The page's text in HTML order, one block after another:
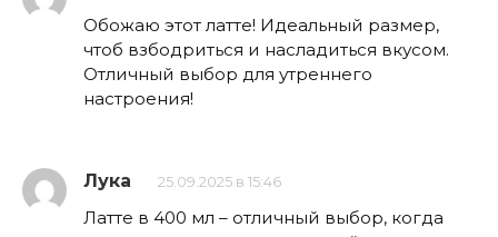
Обожаю этот латте! Идеальный размер,
чтоб взбодриться и насладиться вкусом.
Отличный выбор для утреннего
настроения!
Лука 25.09.2025 в 15:46
Латте в 400 мл – отличный выбор, когда